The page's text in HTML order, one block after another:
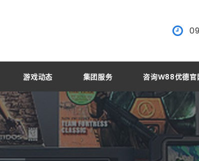
游戏动态 集团服务 咨询W88优德官